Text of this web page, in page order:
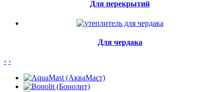
Для перекрытий
Для чердака
‹ ›